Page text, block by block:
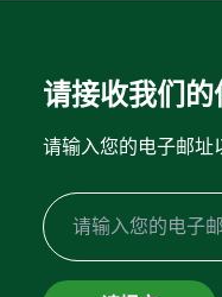
请接收我们的
请输入您的电子邮址